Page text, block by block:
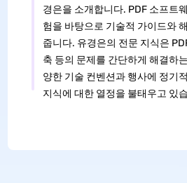
경은을 소개합니다. PDF 소프트
험을 바탕으로 기술적 가이드와
줍니다. 유경은의 전문 지식은
축 등의 문제를 간단하게 해결하
양한 기술 컨벤션과 행사에 정기
지식에 대한 열정을 불태우고 있